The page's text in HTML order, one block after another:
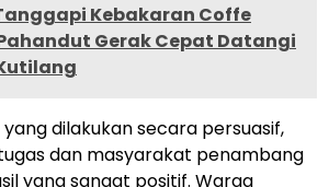
Kebakaran Coffe
Gerak Cepat Datangi
yang dilakukan secara persuasif,
dan masyarakat penambang
yang sangat positif. Warga